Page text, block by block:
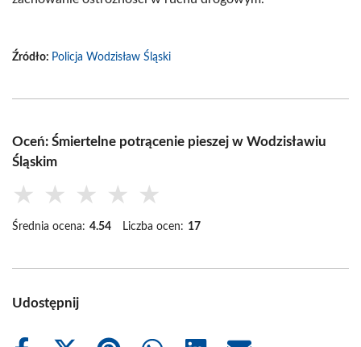
Źródło: Policja Wodzisław Śląski
Oceń: Śmiertelne potrącenie pieszej w Wodzisławiu
Śląskim
★ ★ ★ ★ ★
Średnia ocena: 4.54 Liczba ocen: 17
Udostępnij